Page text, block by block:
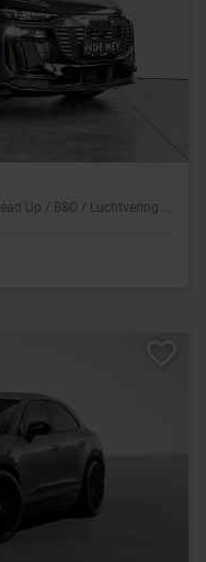
Audi SQ6 E-tron 100kwh 490pk / Pano / Head Up / B&O / Luchtvering / Matrix